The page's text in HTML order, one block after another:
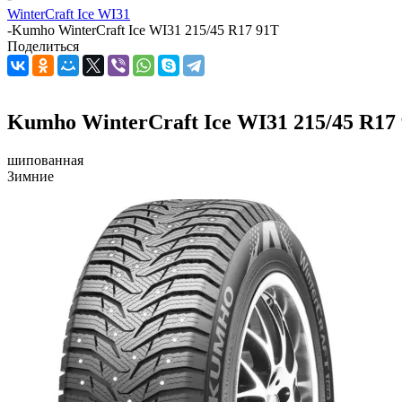
WinterCraft Ice WI31
-Kumho WinterCraft Ice WI31 215/45 R17 91T
Поделиться
Kumho WinterCraft Ice WI31 215/45 R17
шипованная
Зимние